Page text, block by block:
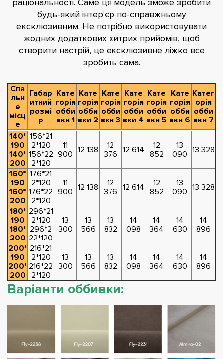
раціональності. Саме ця модель зможе зробити
будь-який інтер'єр по-справжньому
ексклюзивним. Не потрібно використовувати
жодних додаткових хитрих прийомів, щоб
створити настрій, це ексклюзивне ліжко все
зробить сама.
Спа
льн
е
місц
е
Габар
итний
розмі
р
Кате
горія
обби
вки 1
Кате
горія
обби
вки 2
Кате
горія
обби
вки 3
Кате
горія
обби
вки 4
Кате
горія
обби
вки 5
Кате
горія
обби
вки 6
Катег
орія
обби
вки 7
140*
190
140*
200
156*21
2*120
156*22
2*120
11
900 12 138
12
376 12 614
12
852
13
090 13 328
160*
190
160*
200
176*21
2*120
176*22
2*120
11
900 12 138
12
376 12 614
12
852
13
090 13 328
180*
190
180*
200
296*21
2*120
296*2
22*120
13
300
13
566
13
832
14
098
14
364
14
630
14
896
200*
190
200*
200
216*21
2*120
216*22
2*120
13
300
13
566
13
832
14
098
14
364
14
630
14
896
Варіанти оббивки: